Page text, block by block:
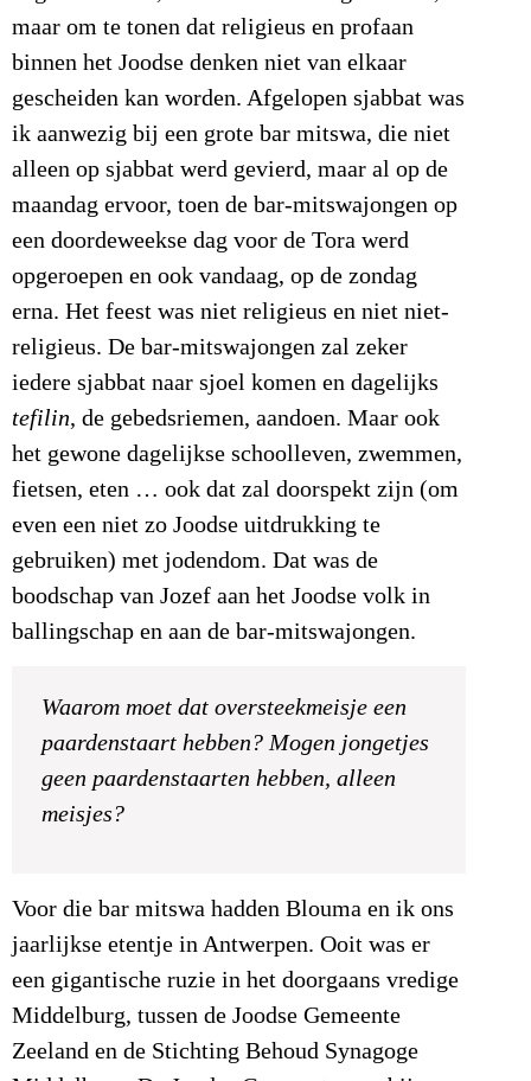
maar om te tonen dat religieus en profaan
binnen het Joodse denken niet van elkaar
gescheiden kan worden. Afgelopen sjabbat was
ik aanwezig bij een grote bar mitswa, die niet
alleen op sjabbat werd gevierd, maar al op de
maandag ervoor, toen de bar-mitswajongen op
een doordeweekse dag voor de Tora werd
opgeroepen en ook vandaag, op de zondag
erna. Het feest was niet religieus en niet niet-
religieus. De bar-mitswajongen zal zeker
iedere sjabbat naar sjoel komen en dagelijks
tefilin, de gebedsriemen, aandoen. Maar ook
het gewone dagelijkse schoolleven, zwemmen,
fietsen, eten … ook dat zal doorspekt zijn (om
even een niet zo Joodse uitdrukking te
gebruiken) met jodendom. Dat was de
boodschap van Jozef aan het Joodse volk in
ballingschap en aan de bar-mitswajongen.
Waarom moet dat oversteekmeisje een
paardenstaart hebben? Mogen jongetjes
geen paardenstaarten hebben, alleen
meisjes?
Voor die bar mitswa hadden Blouma en ik ons
jaarlijkse etentje in Antwerpen. Ooit was er
een gigantische ruzie in het doorgaans vredige
Middelburg, tussen de Joodse Gemeente
Zeeland en de Stichting Behoud Synagoge